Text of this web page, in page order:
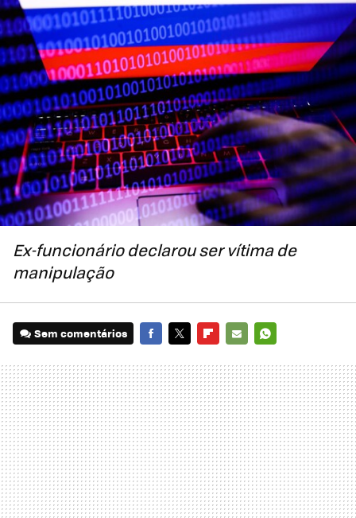
Ex-funcionário declarou ser vítima de
manipulação
Sem comentários
MAIL